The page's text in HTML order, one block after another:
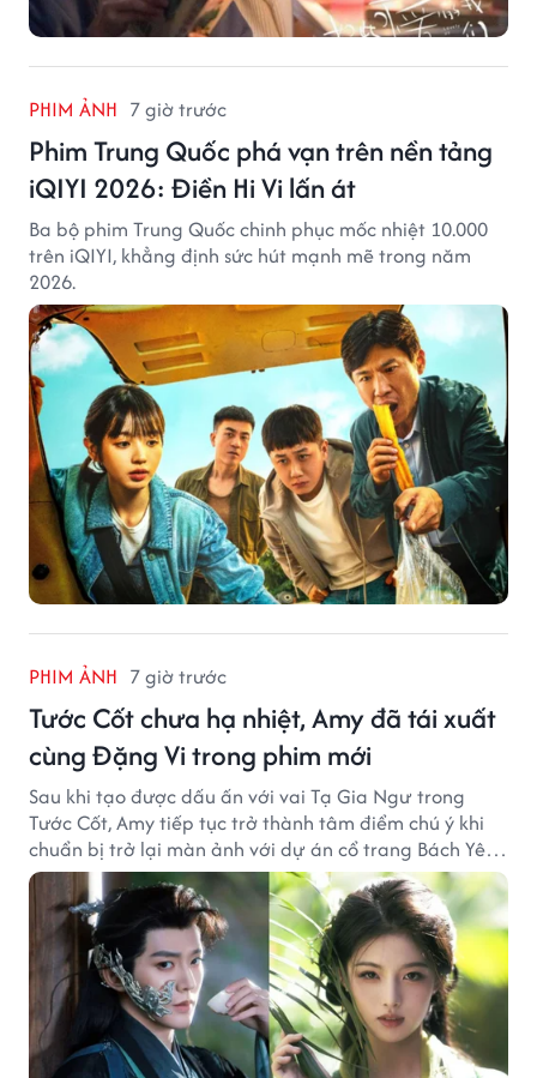
PHIM ẢNH 7 giờ trước
Phim Trung Quốc phá vạn trên nền tảng
iQIYI 2026: Điền Hi Vi lấn át
Ba bộ phim Trung Quốc chinh phục mốc nhiệt 10.000
trên iQIYI, khẳng định sức hút mạnh mẽ trong năm
2026.
PHIM ẢNH 7 giờ trước
Tước Cốt chưa hạ nhiệt, Amy đã tái xuất
cùng Đặng Vi trong phim mới
Sau khi tạo được dấu ấn với vai Tạ Gia Ngư trong
Tước Cốt, Amy tiếp tục trở thành tâm điểm chú ý khi
chuẩn bị trở lại màn ảnh với dự án cổ trang Bách Yêu
Phổ.